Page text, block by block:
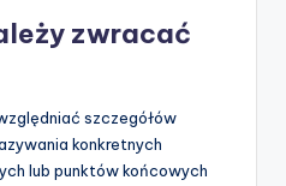
zwracać
szczegółów
konkretnych
lub punktów końcowych